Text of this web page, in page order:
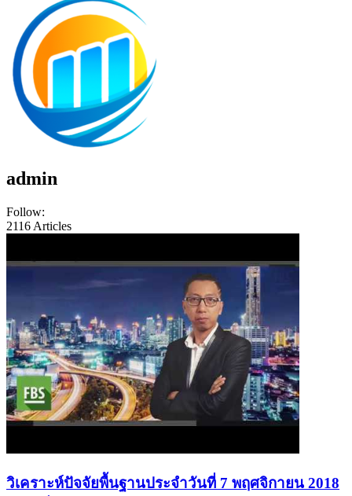
admin
Follow:
2116 Articles
วิเคราะห์ปัจจัยพื้นฐานประจำวันที่ 7 พฤศจิกายน 2018